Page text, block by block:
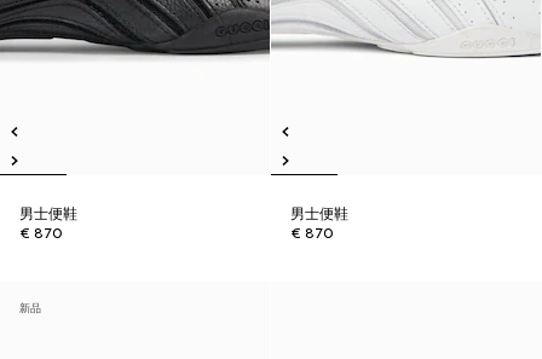
男士便鞋
€ 870
男士便鞋
€ 870
新品